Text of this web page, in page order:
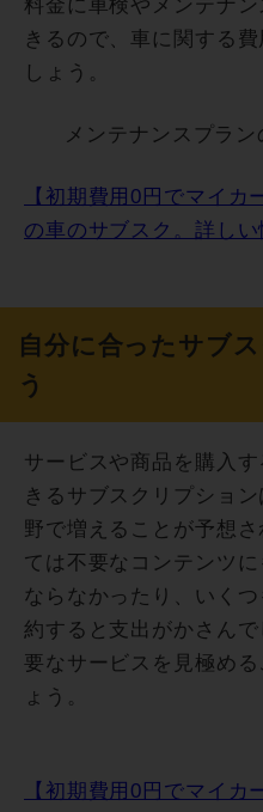
料金に車検やメンテナ
きるので、車に関する
しょう。
メンテナンスプラ
【初期費用0円でマイカ
の車のサブスク。詳しい
自分に合ったサブ
う
サービスや商品を購入
きるサブスクリプショ
野で増えることが予想
ては不要なコンテンツ
ならなかったり、いく
約すると支出がかさん
要なサービスを見極め
ょう。
【初期費用0円でマイカ